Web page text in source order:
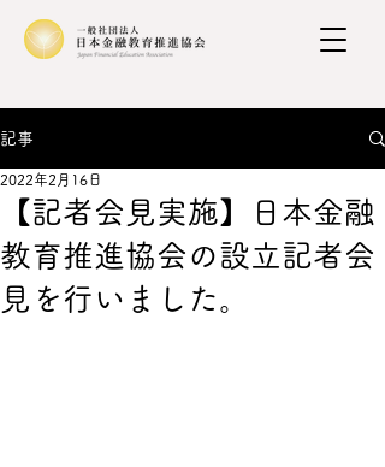
記事
【記者会見実施】日本金融
教育推進協会の設立記者会
見を行いました。
2022年2月16日